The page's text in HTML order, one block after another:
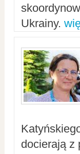
Ukrainy.
docierają z